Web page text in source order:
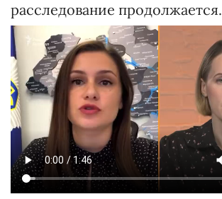
расследование продолжается.